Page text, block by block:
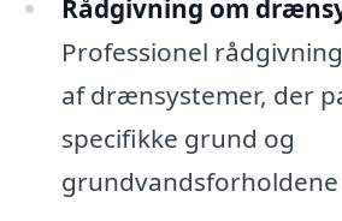
Rådgivning om
Professionel
af drænsystemer, der
specifikke grund og